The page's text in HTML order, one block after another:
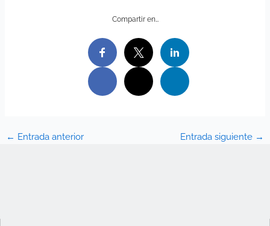
Compartir en…
← Entrada anterior Entrada siguiente →